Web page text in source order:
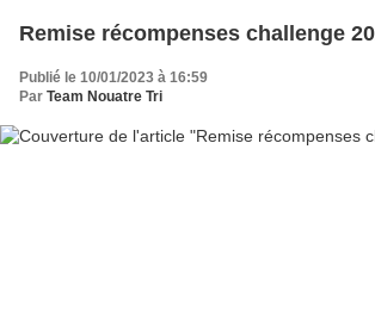
Remise récompenses challenge
Publié le 10/01/2023 à 16:59
Par Team Nouatre Tri